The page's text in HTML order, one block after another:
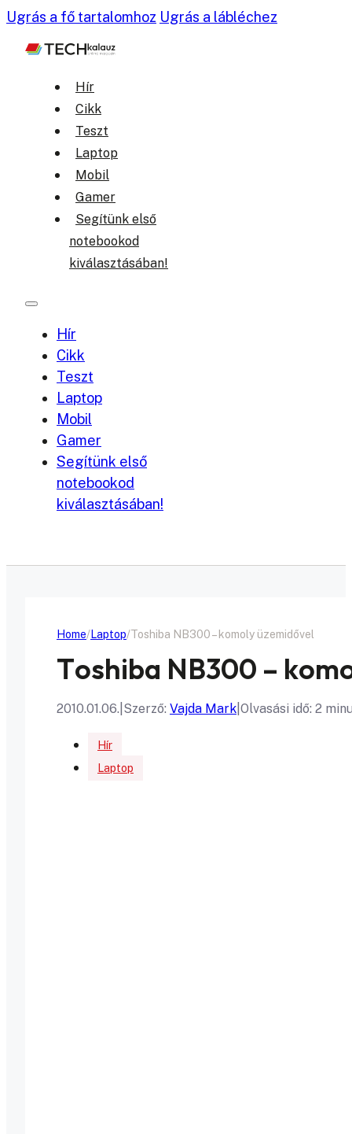
Ugrás a fő tartalomhoz Ugrás a lábléchez
Hír
Cikk
Teszt
Laptop
Mobil
Gamer
Segítünk első
notebookod
kiválasztásában!
Hír
Cikk
Teszt
Laptop
Mobil
Gamer
Segítünk első
notebookod
kiválasztásában!
Home Laptop Toshiba NB300 – komoly üzemidővel
Toshiba NB300 –
2010.01.06. Szerző: Vajda Mark Olvasási idő: 2
Hír
Laptop